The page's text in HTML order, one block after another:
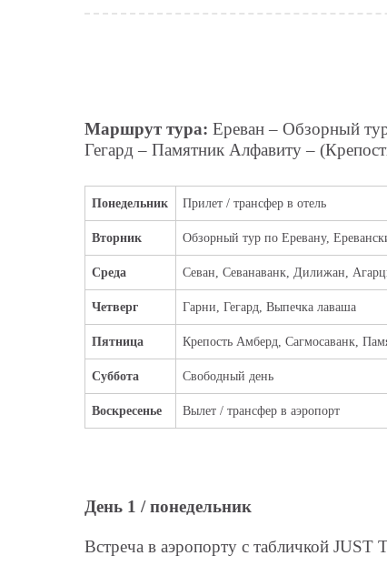
Маршрут тура: Ереван – Обзорный
Гегард – Памятник Алфавиту –
Понедельник Прилет / трансфер в отель
Вторник Обзорный тур по Еревану,
Среда Севан, Севанаванк, Дилижан,
Четверг Гарни, Гегард, Выпечка лаваша
Пятница Крепость Амберд, Сагмосаванк,
Суббота Свободный день
Воскресенье Вылет / трансфер в аэропорт
День 1 / понедельник
Встреча в аэропорту с табличкой